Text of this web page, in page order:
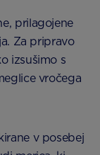
prilagojene
Za pripravo
izsušimo s
vročega
v posebej